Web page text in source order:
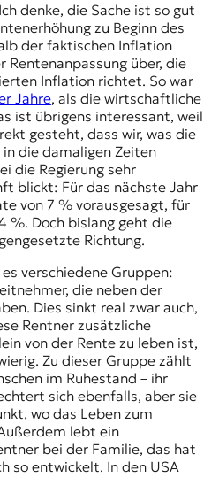
denke, die Sache ist so gut
zu Beginn des
der faktischen Inflation
Rentenanpassung über, die
Inflation richtet. So war
Jahre, als die wirtschaftliche
ist übrigens interessant, weil
gesteht, dass wir, was die
die damaligen Zeiten
die Regierung sehr
blickt: Für das nächste Jahr
von 7 % vorausgesagt, für
%. Doch bislang geht die
Richtung.
verschiedene Gruppen:
die neben der
Dies sinkt real zwar auch,
Rentner zusätzliche
von der Rente zu leben ist,
Zu dieser Gruppe zählt
im Ruhestand – ihr
sich ebenfalls, aber sie
wo das Leben zum
lebt ein
bei der Familie, das hat
so entwickelt. In den USA